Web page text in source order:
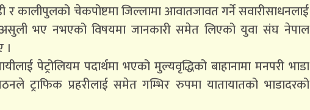
र कालीपुलको चेकपोष्टमा जिल्लामा आवातजावत गर्ने सवारीसाधनलाई
असुली भए नभएको विषयमा जानकारी समेत लिएको युवा संघ नेपाल
।
पेट्रोलियम पदार्थमा भएको मुल्यवृद्धिको बाहानामा मनपरी भाडा
प्रहरीलाई समेत गम्भिर रुपमा यातायातको भाडादरको